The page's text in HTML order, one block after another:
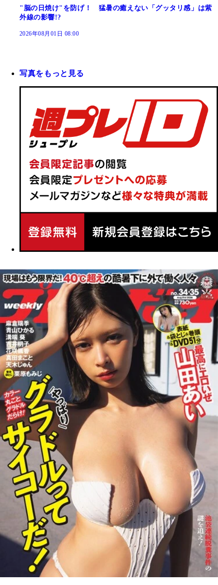
"脳の日焼け"を防げ！ 猛暑の癒えない「グッタリ感」は紫
外線の影響!?
2026年08月01日 08:00
写真をもっと見る